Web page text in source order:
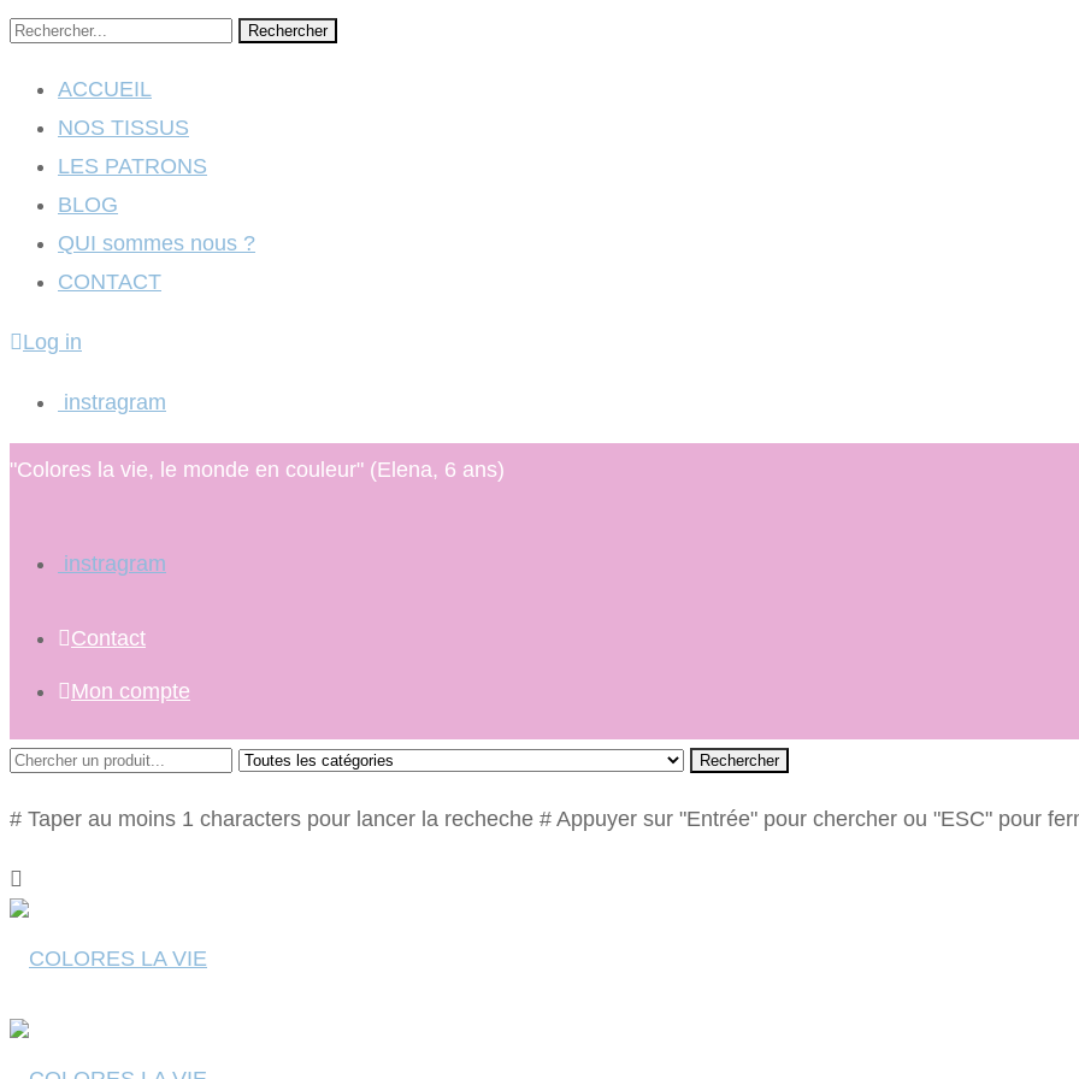
Rechercher
ACCUEIL
NOS TISSUS
LES PATRONS
BLOG
QUI sommes nous ?
CONTACT
Log in
instragram
"Colores la vie, le monde en couleur" (Elena, 6 ans)
instragram
Contact
Mon compte
Rechercher
# Taper au moins 1 characters pour lancer la recheche # Appuyer sur "Entrée" pour chercher ou "ESC" pour